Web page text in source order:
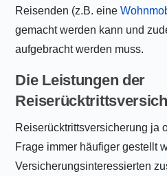
Reisenden (z.B. eine
gemacht werden kann und
aufgebracht werden muss.
Die Leistungen der
Reiserücktrittsversicherung ja
Frage immer häufiger gestellt
Versicherungsinteressierten